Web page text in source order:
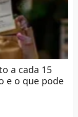
a cada 15
e o que pode